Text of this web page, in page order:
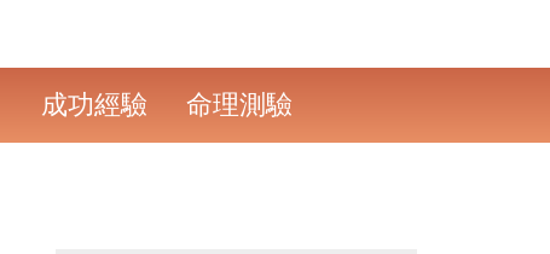
成功經驗 命理測驗